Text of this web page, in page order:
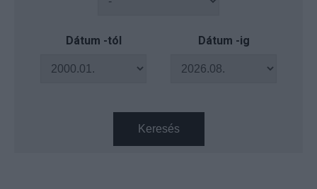
Dátum -tól Dátum -ig
Keresés